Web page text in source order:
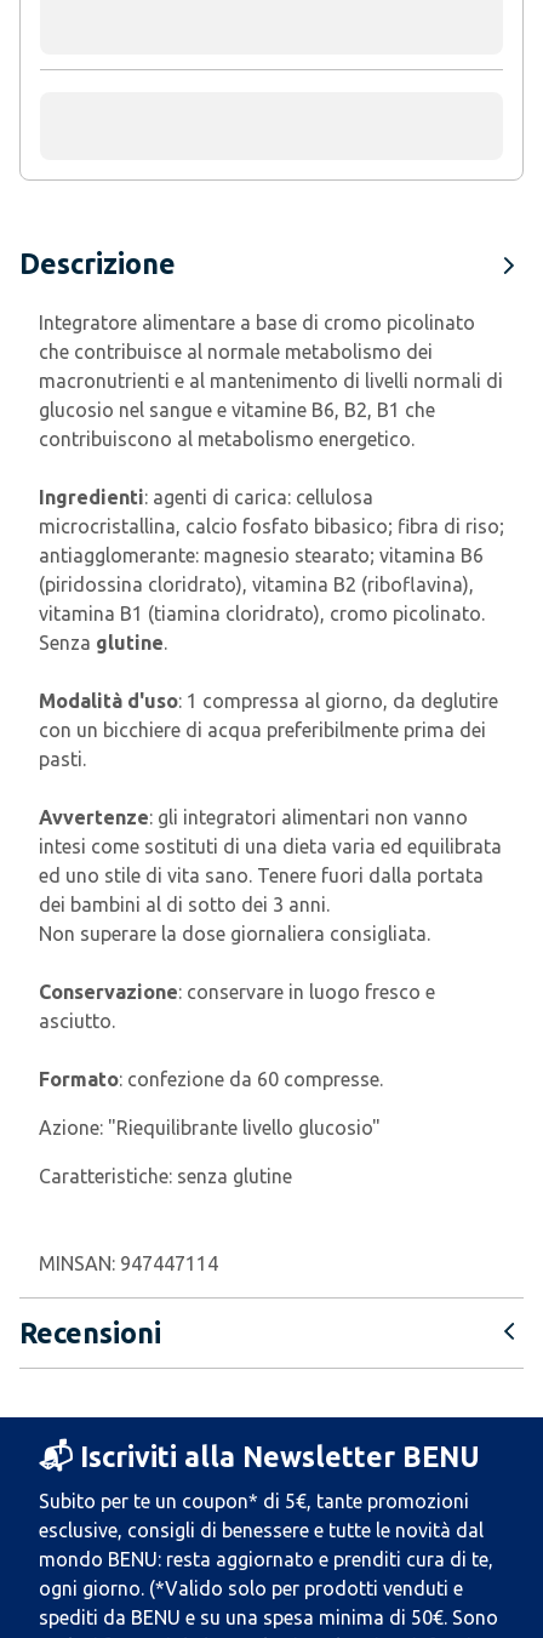
Descrizione
Integratore alimentare a base di cromo picolinato
che contribuisce al normale metabolismo dei
macronutrienti e al mantenimento di livelli normali di
glucosio nel sangue e vitamine B6, B2, B1 che
contribuiscono al metabolismo energetico.
Ingredienti: agenti di carica: cellulosa
microcristallina, calcio fosfato bibasico; fibra di riso;
antiagglomerante: magnesio stearato; vitamina B6
(piridossina cloridrato), vitamina B2 (riboflavina),
vitamina B1 (tiamina cloridrato), cromo picolinato.
Senza glutine.
Modalità d'uso: 1 compressa al giorno, da deglutire
con un bicchiere di acqua preferibilmente prima dei
pasti.
Avvertenze: gli integratori alimentari non vanno
intesi come sostituti di una dieta varia ed equilibrata
ed uno stile di vita sano. Tenere fuori dalla portata
dei bambini al di sotto dei 3 anni.
Non superare la dose giornaliera consigliata.
Conservazione: conservare in luogo fresco e
asciutto.
Formato: confezione da 60 compresse.
Azione: "Riequilibrante livello glucosio"
Caratteristiche: senza glutine
MINSAN: 947447114
Recensioni
📬 Iscriviti alla Newsletter BENU
Subito per te un coupon* di 5€, tante promozioni
esclusive, consigli di benessere e tutte le novità dal
mondo BENU: resta aggiornato e prenditi cura di te,
ogni giorno. (*Valido solo per prodotti venduti e
spediti da BENU e su una spesa minima di 50€. Sono